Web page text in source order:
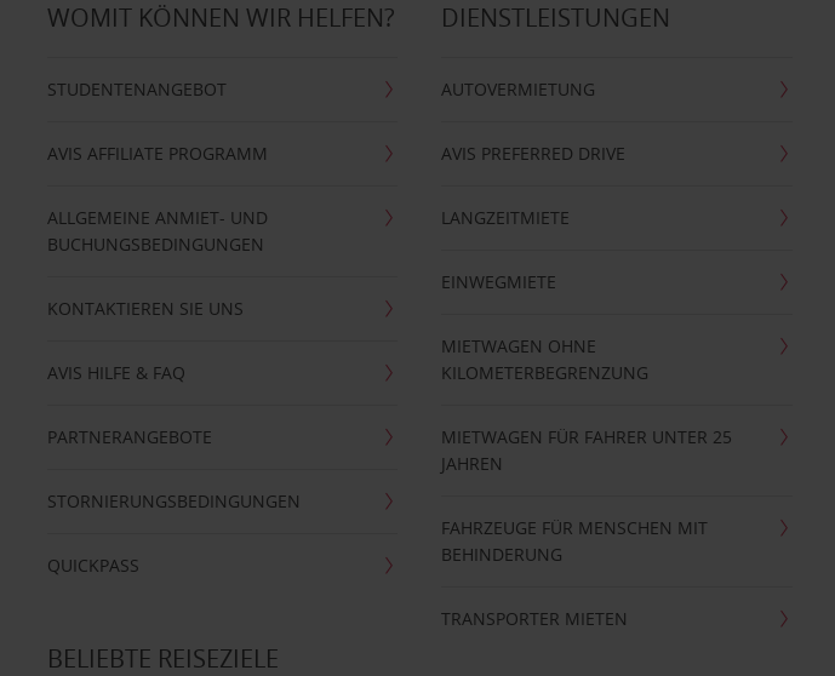
WOMIT KÖNNEN WIR HELFEN?
STUDENTENANGEBOT
AVIS AFFILIATE PROGRAMM
ALLGEMEINE ANMIET- UND
BUCHUNGSBEDINGUNGEN
KONTAKTIEREN SIE UNS
AVIS HILFE & FAQ
PARTNERANGEBOTE
STORNIERUNGSBEDINGUNGEN
QUICKPASS
DIENSTLEISTUNGEN
AUTOVERMIETUNG
AVIS PREFERRED DRIVE
LANGZEITMIETE
EINWEGMIETE
MIETWAGEN OHNE
KILOMETERBEGRENZUNG
MIETWAGEN FÜR FAHRER UNTER 25
JAHREN
FAHRZEUGE FÜR MENSCHEN MIT
BEHINDERUNG
TRANSPORTER MIETEN
BELIEBTE REISEZIELE